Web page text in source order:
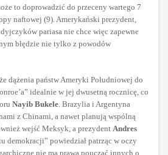
to doprowadzić do przeceny wartego 7
naftowej (9). Amerykański prezydent,
pariasa nie chce więc zapewne
błędzie nie tylko z powodów
dążenia państw Ameryki Południowej do
idealnie w jej dwusetną rocznicę, co
Nayib Bukele . Brazylia i Argentyna
z Chinami, a nawet planują wspólną
wejść Meksyk, a prezydent Andres
demokracji” powiedział patrząc w oczy
nie ma prawa pouczać innych o